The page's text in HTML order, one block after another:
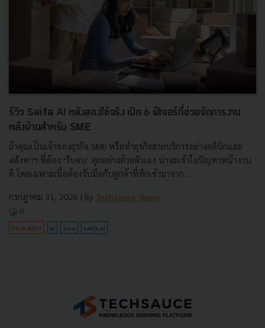
รีวิว Saifa AI หลังลองใช้จริง เปิด 6 ฟีเจอร์ที่ช่วยจัดการงาน
หลังบ้านสำหรับ SME
ถ้าคุณเป็นเจ้าของธุรกิจ SME หรือทำธุรกิจสายบริการอย่างคลินิกและ
อสังหาฯ ที่ต้อง ‘รับจบ’ ทุกอย่างด้วยตัวเอง น่าจะเข้าใจปัญหาหน้างาน
ดี โดยเฉพาะเมื่อต้องรับมือกับลูกค้าที่ทักเข้ามาจาก ...
กรกฎาคม 31, 2026 | By Techsauce Team
0
Tech & Biz ai sme saifa-ai